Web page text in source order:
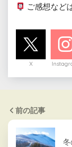
ご感想など
X
前の記事